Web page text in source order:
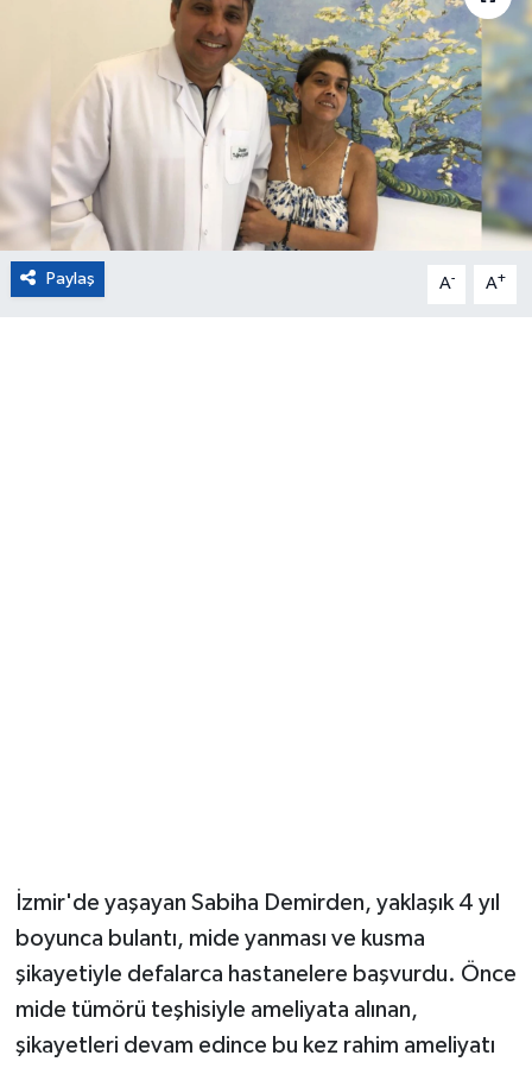
Paylaş A- A+
İzmir'de yaşayan Sabiha Demirden, yaklaşık 4 yıl
boyunca bulantı, mide yanması ve kusma
şikayetiyle defalarca hastanelere başvurdu. Önce
mide tümörü teşhisiyle ameliyata alınan,
şikayetleri devam edince bu kez rahim ameliyatı
Magazin
Turizm
Çevre
Kültür ve Sanat